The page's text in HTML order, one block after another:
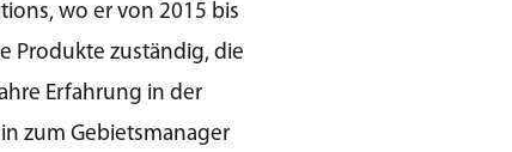
wo er von 2015 bis
Produkte zuständig, die
Erfahrung in der
zum Gebietsmanager